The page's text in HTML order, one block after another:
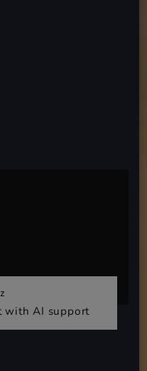
with AI support